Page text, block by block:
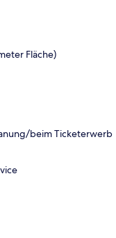
Fläche)
beim Ticketerwerb